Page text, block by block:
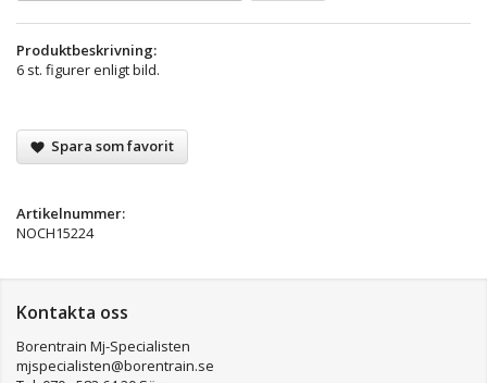
Produktbeskrivning:
6 st. figurer enligt bild.
Spara som favorit
Artikelnummer:
NOCH15224
Kontakta oss
Borentrain Mj-Specialisten
mjspecialisten@borentrain.se